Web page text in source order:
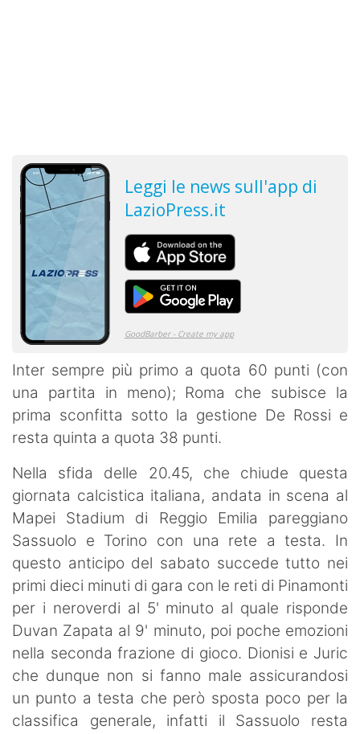
Inter sempre più primo a quota 60 punti (con
una partita in meno); Roma che subisce la
prima sconfitta sotto la gestione De Rossi e
resta quinta a quota 38 punti.
Nella sfida delle 20.45, che chiude questa
giornata calcistica italiana, andata in scena al
Mapei Stadium di Reggio Emilia pareggiano
Sassuolo e Torino con una rete a testa. In
questo anticipo del sabato succede tutto nei
primi dieci minuti di gara con le reti di Pinamonti
per i neroverdi al 5' minuto al quale risponde
Duvan Zapata al 9' minuto, poi poche emozioni
nella seconda frazione di gioco. Dionisi e Juric
che dunque non si fanno male assicurandosi
un punto a testa che però sposta poco per la
classifica generale, infatti il Sassuolo resta